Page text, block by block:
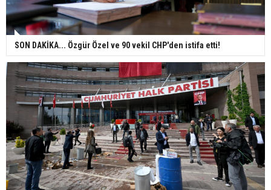
SON DAKİKA... Özgür Özel ve 90 vekil CHP'den istifa etti!